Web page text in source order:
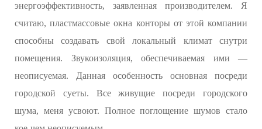
энергоэффективность, заявленная производителем. Я
считаю, пластмассовые окна конторы от этой компании
способны создавать свой локальный климат снутри
помещения. Звукоизоляция, обеспечиваемая ими —
неописуемая. Данная особенность основная посреди
городской суеты. Все живущие посреди городского
шума, меня усвоют. Полное поглощение шумов стало